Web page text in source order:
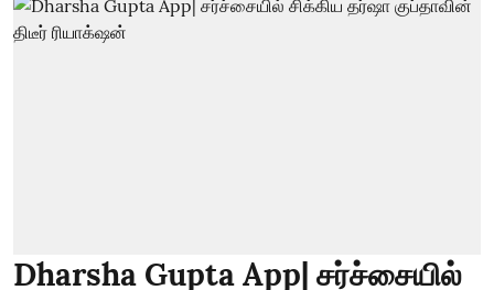
Dharsha Gupta App| சர்ச்சையில்